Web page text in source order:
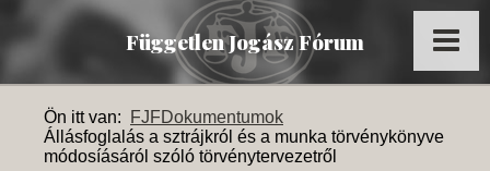
Független Jogász Fórum
Főoldal
Kronológia
Ön itt van: FJFDokumentumok
Állásfoglalás a sztrájkról és a munka törvénykönyve
módosíásáról szóló törvénytervezetről